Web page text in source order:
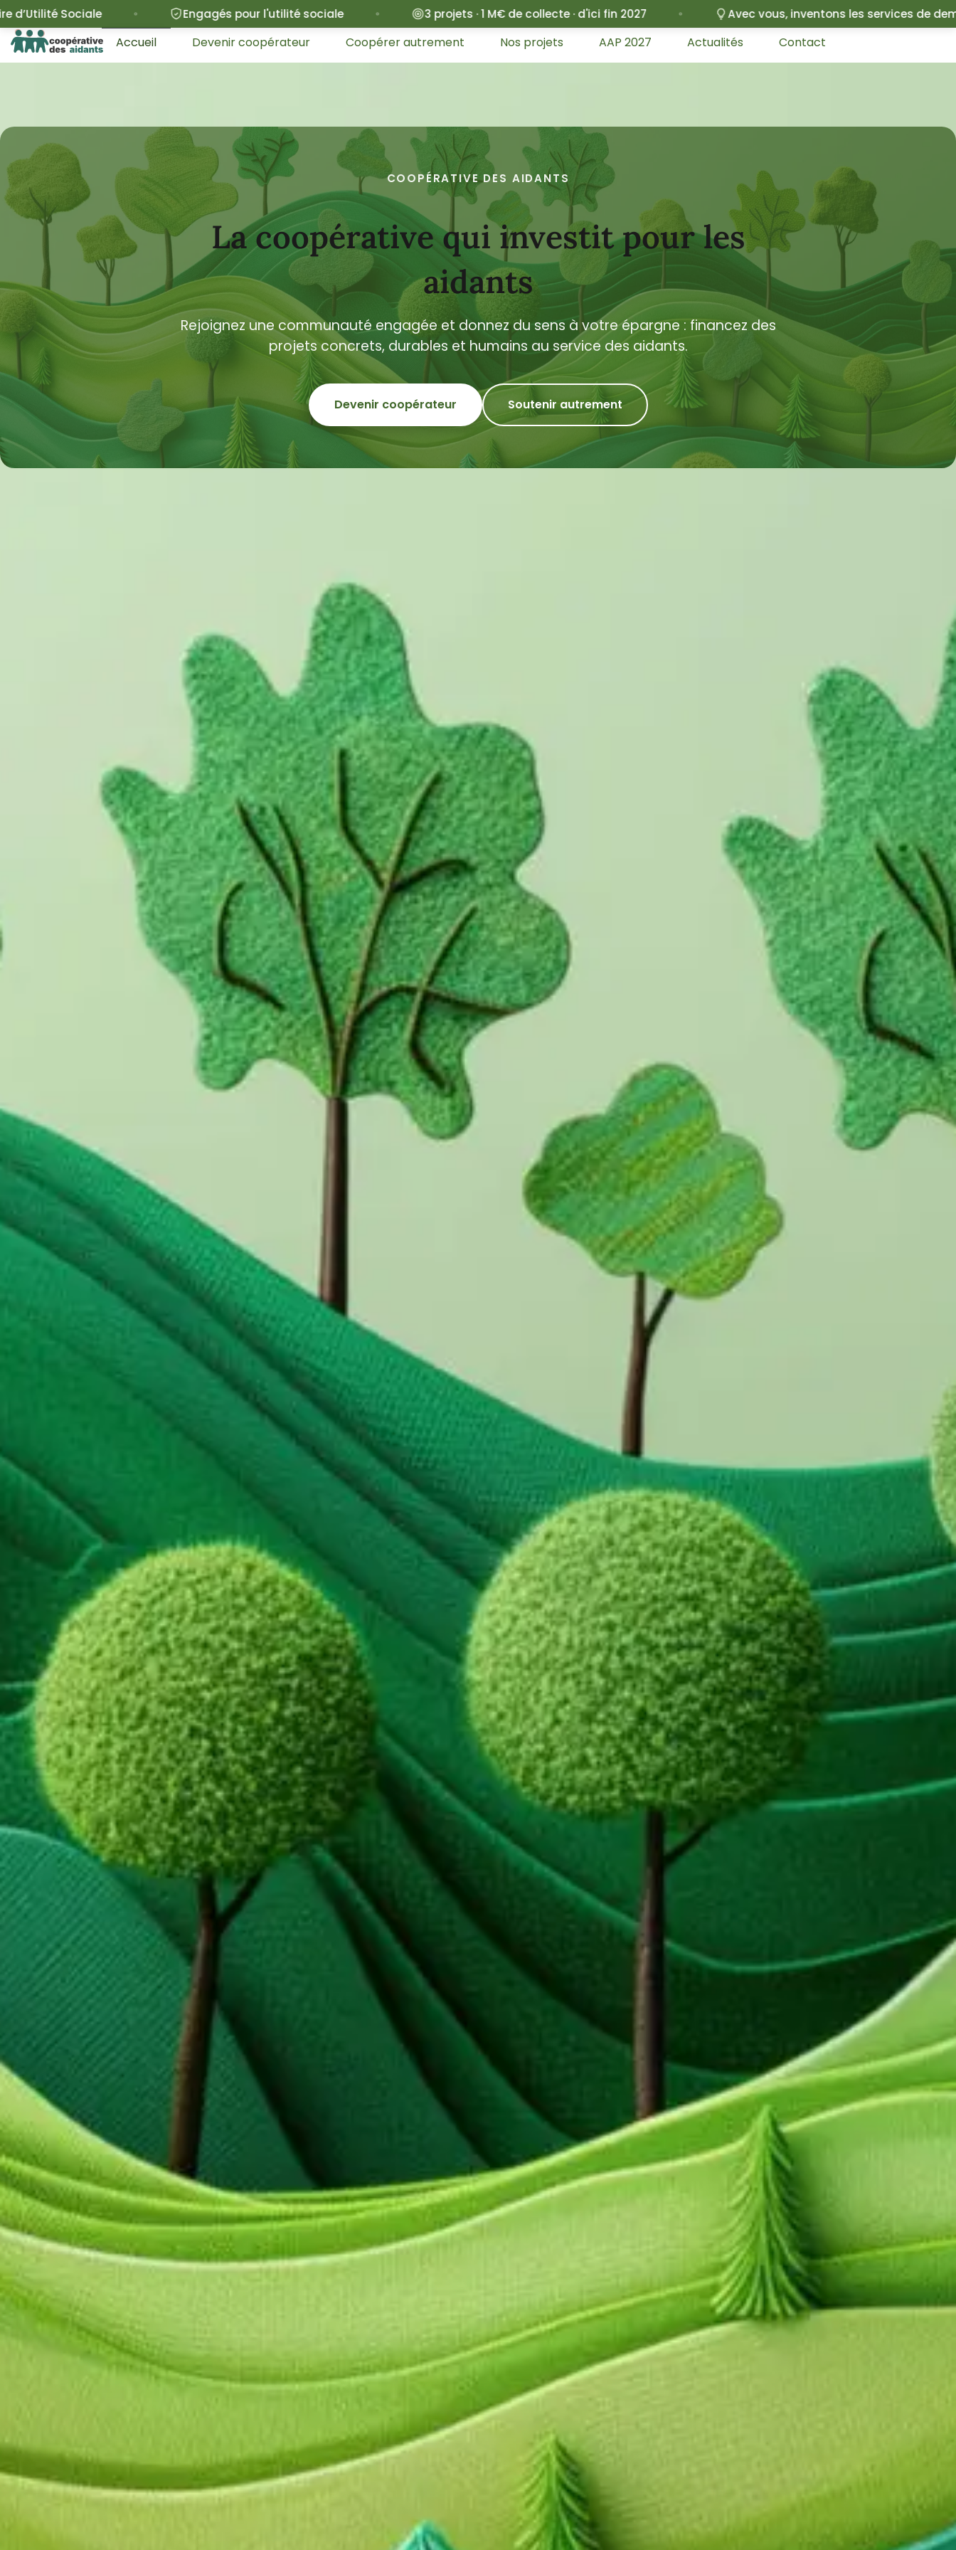
Engagés pour l'utilité sociale 3 projets · 1 M€ de collecte · d'ici fin 2027 Avec vous, inventons les services de demain
Accueil Devenir coopérateur Coopérer autrement Nos projets AAP 2027 Actualités Contact
COOPÉRATIVE DES AIDANTS
La coopérative qui investit pour les
aidants
Rejoignez une communauté engagée et donnez du sens à votre épargne : financez des
projets concrets, durables et humains au service des aidants.
Devenir coopérateur Soutenir autrement